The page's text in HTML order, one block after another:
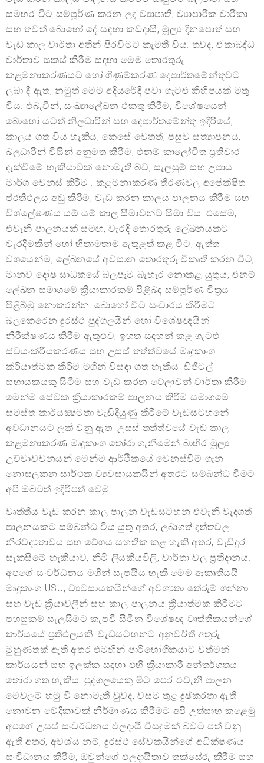
සමහර විට සම්පූර්ණ කරන ලද ව්‍යාපෘති, ව්‍යාපාරික චාරිකා
සහ තවත් බොහෝ දේ සඳහා කඩදාසි, මූල්‍ය දිනපොත් සහ
වැඩ කාල වාර්තා අතින් පිරවීමට කැමති විය. තවද, ඒකාබද්ධ
වාර්තාව සකස් කිරීම සඳහා මෙම තොරතුරු
කළමනාකරණයට හෝ ගිණුම්කරණ දෙපාර්තමේන්තුවට
ලබා දී ඇත, නමුත් මෙම අදියරේදී පවා ගැටළු කිහිපයක් මතු
විය. එබැවින්, සංඛ්‍යාලේඛන එකතු කිරීම, විශේෂයෙන්
බොහෝ යටත් නිලධාරීන් සහ දෙපාර්තමේන්තු ඉදිරියේ,
කාලය ගත විය හැකිය, කෙසේ වෙතත්, පසුව සත්‍යාපනය,
බලධාරීන් විසින් අනුමත කිරීම, එනම් කාලෝචිත ප්‍රතිචාර
දැක්වීමේ හැකියාවක් නොමැති බව, සැලසුම් සහ උපාය
මාර්ග වෙනස් කිරීම . කළමනාකරණ තීරණවල අපේක්ෂිත
ප්රතිඵලය අඩු කිරීම, වැඩ කරන කාලය පාලනය කිරීම සහ
විශ්ලේෂණය යම් යම් කාල සීමාවන්ට සීමා විය. එසේම,
එවැනි පාලනයක් සමඟ, වැරදි තොරතුරු ලේඛනයකට
වැරදීමකින් හෝ හිතාමතාම ඇතුළත් කළ විට, ඇත්ත
වශයෙන්ම, ලේඛනයේ අවසාන තොරතුරු විකෘති කරන විට,
මානව දෝෂ සාධකයේ බලපෑම බැහැර නොකළ යුතුය, එනම්
ලේඛන සමාගමේ ක්‍රියාකාරකම් පිළිබඳ සම්පූර්ණ චිත්‍රය
පිළිබිඹු නොකරන්න. බොහෝ විට සංචාරය කිරීමට
බලකෙරෙන දුරස්ථ පුද්ගලයින් හෝ විශේෂඥයින්
නිරීක්ෂණය කිරීම ඇතුළුව, ඉහත සඳහන් කළ ගැටළු
ස්වයංක්රීයකරණය සහ උසස් තත්ත්වයේ මෘදුකාංග
ක්රියාත්මක කිරීම මගින් විසඳා ගත හැකිය. ඩිජිටල්
සහායකයකු සිටීම සහ වැඩ කරන වේලාවන් වාර්තා කිරීම
මෙන්ම සේවක ක්‍රියාකාරකම් පාලනය කිරීම සමාගමේ
සමස්ත කාර්යක්‍ෂමතා වැඩිදියුණු කිරීමේ වැඩසටහනේ
අවධානයට ලක් වනු ඇත. උසස් තත්ත්වයේ වැඩ කාල
කළමනාකරණ මෘදුකාංග තෝරා ගැනීමෙන් බාහිර මූල්‍ය
උච්චාවචනයන් මෙන්ම ආර්ථිකයේ වෙනස්වීම් ගැන
නොසලකන සාර්ථක ව්‍යවසායකයින් අතරට සම්බන්ධ වීමට
අපි ඔබටත් ඉදිරිපත් වෙමු.
වෘත්තීය වැඩ කරන කාල පාලන වැඩසටහන එවැනි වැදගත්
පාලනයකට සම්බන්ධ විය යුතු අතර, ලබාගත් දත්තවල
නිරවද්‍යතාවය සහ වේගය සහතික කළ හැකි අතර, වැඩිදුර
සැකසීමේ හැකියාව, නිමි ලියකියවිලි, වාර්තා වල ප්‍රතිදානය.
අපගේ සංවර්ධනය මගින් සැපයිය හැකි මෙම ආකෘතියයි -
මෘදුකාංග USU, ව්‍යවසායකයින්ගේ අවශ්‍යතා තේරුම් ගන්නා
සහ වැඩ ක්‍රියාවලීන් සහ කාල පාලනය ක්‍රියාත්මක කිරීමට
පහසුකම් සැලසීමට කැපවී සිටින විශේෂඥ වෘත්තිකයන්ගේ
කාර්යයේ ප්‍රතිඵලයකි. වැඩසටහනට අනුවර්තී අතුරු
මුහුණතක් ඇති අතර එමඟින් පාරිභෝගිකයාට වත්මන්
කාර්යයන් සහ ඉලක්ක සඳහා එහි ක්‍රියාකාරී අන්තර්ගතය
තෝරා ගත හැකිය. පුද්ගලයෙකු මීට පෙර එවැනි පාලන
මෙවලම් හමු වී නොමැති වුවද, වසම තුළ දුෂ්කරතා ඇති
නොවන වේදිකාවක් නිර්මාණය කිරීමට අපි උත්සාහ කළෙමු.
අපගේ උසස් සංවර්ධනය ඵලදායී විසඳුමක් බවට පත් වනු
ඇති අතර, අවශ්ය නම්, දුරස්ථ සේවකයින්ගේ අධීක්ෂණය
සංවිධානය කිරීම, ඔවුන්ගේ ඵලදායිතාව තක්සේරු කිරීම සහ